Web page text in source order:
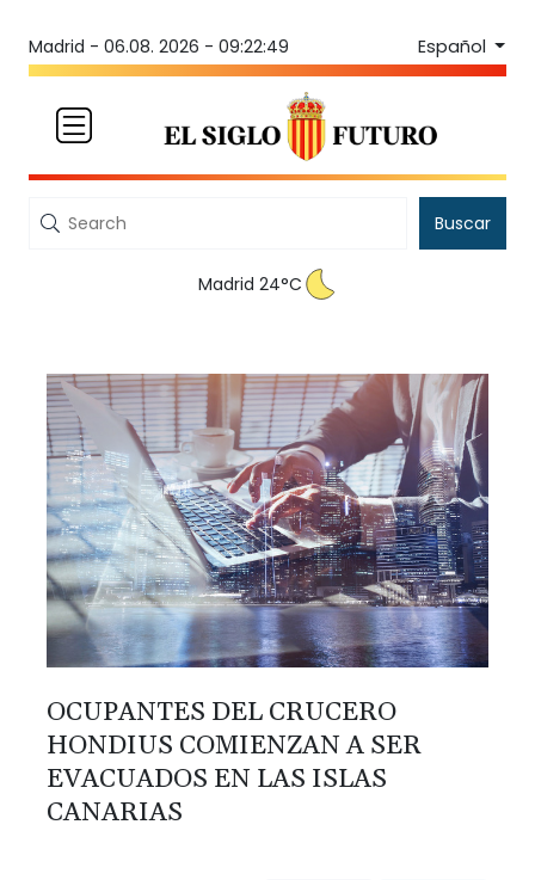
Madrid - 06.08. 2026 - 09:22:49 Español
Buscar
Madrid 24°C
OCUPANTES DEL CRUCERO
HONDIUS COMIENZAN A SER
EVACUADOS EN LAS ISLAS
CANARIAS